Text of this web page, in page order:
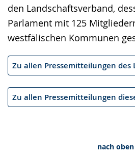
den Landschaftsverband,
Parlament mit 125
westfälischen Kommunen
Zu allen Pressemitteilungen des
Zu allen Pressemitteilungen
nach oben